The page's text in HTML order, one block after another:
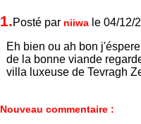
1.Posté par niiwa le 04/12/
Eh bien ou ah bon
de la bonne viande
villa luxeuse de Tevragh
Nouveau commentaire :